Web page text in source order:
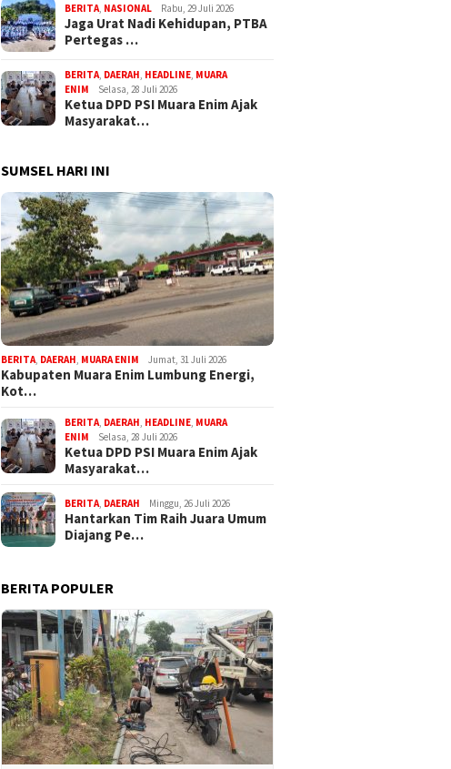
BERITA NASIONAL Rabu, 29 Juli 2026
Jaga Urat Nadi Kehidupan, PTBA
Pertegas …
BERITA DAERAH HEADLINE MUARA
ENIM
Selasa, 28 Juli 2026
Ketua DPD PSI Muara Enim Ajak
Masyarakat…
SUMSEL HARI INI
BERITA, DAERAH, MUARA ENIM Jumat, 31 Juli 2026
Kabupaten Muara Enim Lumbung Energi,
Kot…
BERITA, DAERAH, HEADLINE, MUARA
ENIM
Selasa, 28 Juli 2026
Ketua DPD PSI Muara Enim Ajak
Masyarakat…
BERITA, DAERAH Minggu, 26 Juli 2026
Hantarkan Tim Raih Juara Umum
Diajang Pe…
BERITA POPULER